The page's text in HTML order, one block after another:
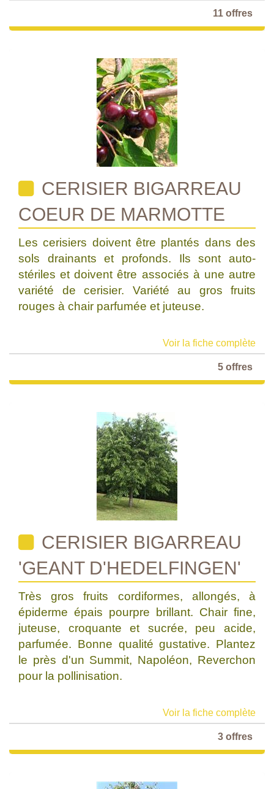
11 offres
CERISIER BIGARREAU
COEUR DE MARMOTTE
Les cerisiers doivent être plantés dans des
sols drainants et profonds. Ils sont auto-
stériles et doivent être associés à une autre
variété de cerisier. Variété au gros fruits
rouges à chair parfumée et juteuse.
Voir la fiche complète
5 offres
CERISIER BIGARREAU
'GEANT D'HEDELFINGEN'
Très gros fruits cordiformes, allongés, à
épiderme épais pourpre brillant. Chair fine,
juteuse, croquante et sucrée, peu acide,
parfumée. Bonne qualité gustative. Plantez
le près d'un Summit, Napoléon, Reverchon
pour la pollinisation.
Voir la fiche complète
3 offres